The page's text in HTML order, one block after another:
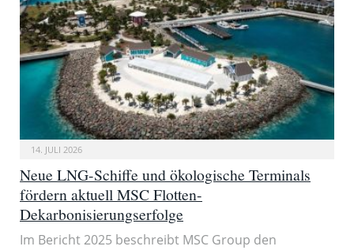
14. JULI 2026
Neue LNG-Schiffe und ökologische Terminals
fördern aktuell MSC Flotten-
Dekarbonisierungserfolge
Im Bericht 2025 beschreibt MSC Group den